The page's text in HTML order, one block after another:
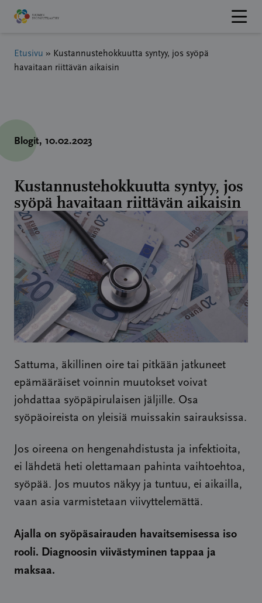
Hyppää
sisältöön
Etusivu » Kustannustehokkuutta syntyy, jos syöpä
havaitaan riittävän aikaisin
Blogit, 10.02.2023
Kustannustehokkuutta syntyy, jos
syöpä havaitaan riittävän aikaisin
Sattuma, äkillinen oire tai pitkään jatkuneet
epämääräiset voinnin muutokset voivat
johdattaa syöpäpirulaisen jäljille. Osa
syöpäoireista on yleisiä muissakin sairauksissa.
Jos oireena on hengenahdistusta ja infektioita,
ei lähdetä heti olettamaan pahinta vaihtoehtoa,
syöpää. Jos muutos näkyy ja tuntuu, ei aikailla,
vaan asia varmistetaan viivyttelemättä.
Ajalla on syöpäsairauden havaitsemisessa iso
rooli. Diagnoosin viivästyminen tappaa ja
maksaa.